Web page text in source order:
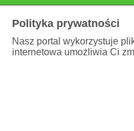
Polityka prywatności
Nasz portal wykorzystuje
internetowa umożliwia Ci